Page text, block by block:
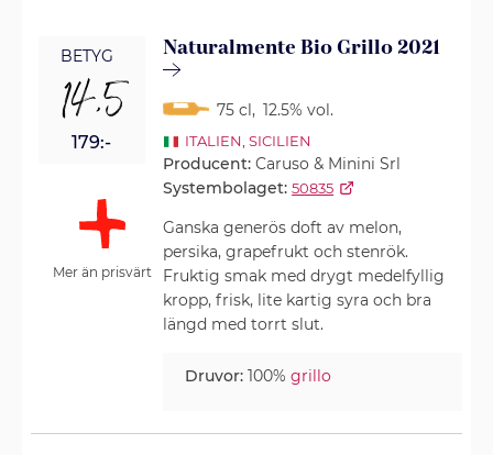
BETYG
14,5
179:-
Mer än prisvärt
Naturalmente Bio Grillo 2021
75 cl, 12.5% vol.
ITALIEN SICILIEN
Producent:Caruso & Minini Srl
Systembolaget: 50835
Ganska generös doft av melon,
persika, grapefrukt och stenrök.
Fruktig smak med drygt medelfyllig
kropp, frisk, lite kartig syra och bra
längd med torrt slut.
Druvor: 100%grillo